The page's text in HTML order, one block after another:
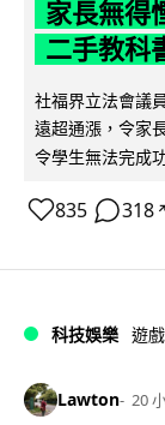
家長無得
二手教科
社福界立法會議
遠超通漲，令家
令學生無法完成
835 318 ↗
科技娛樂 遊
Lawton 20